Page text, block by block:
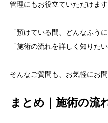
管理にもお役立ていただけます
「預けている間、どんなふう
「施術の流れを詳しく知りたい
そんなご質問も、お気軽にお
まとめ｜施術の流